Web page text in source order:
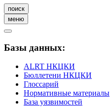
поиск
меню
Базы данных:
ALRT НКЦКИ
Бюллетени НКЦКИ
Глоссарий
Нормативные материалы
База уязвимостей